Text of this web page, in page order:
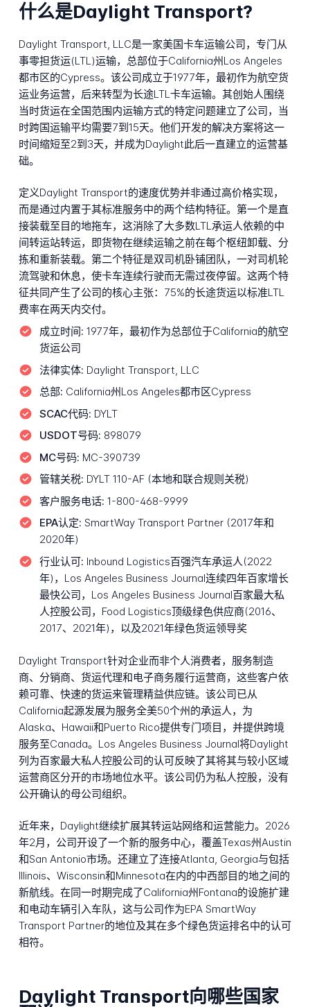
什么是Daylight Transport?
Daylight Transport, LLC是一家美国卡车运输公司，专门从
事零担货运(LTL)运输，总部位于California州Los Angeles
都市区的Cypress。该公司成立于1977年，最初作为航空货
运业务运营，后来转型为长途LTL卡车运输。其创始人围绕
当时货运在全国范围内运输方式的特定问题建立了公司，当
时跨国运输平均需要7到15天。他们开发的解决方案将这一
时间缩短至2到3天，并成为Daylight此后一直建立的运营基
础。
定义Daylight Transport的速度优势并非通过高价格实现，
而是通过内置于其标准服务中的两个结构特征。第一个是直
接装载至目的地拖车，这消除了大多数LTL承运人依赖的中
间转运站转运，即货物在继续运输之前在每个枢纽卸载、分
拣和重新装载。第二个特征是双司机卧铺团队，一对司机轮
流驾驶和休息，使卡车连续行驶而无需过夜停留。这两个特
征共同产生了公司的核心主张：75%的长途货运以标准LTL
费率在两天内交付。
成立时间: 1977年，最初作为总部位于California的航空
货运公司
法律实体: Daylight Transport, LLC
总部: California州Los Angeles都市区Cypress
SCAC代码: DYLT
USDOT号码: 898079
MC号码: MC-390739
管辖关税: DYLT 110-AF (本地和联合规则关税)
客户服务电话: 1-800-468-9999
EPA认定: SmartWay Transport Partner (2017年和
2020年)
行业认可: Inbound Logistics百强汽车承运人(2022
年)，Los Angeles Business Journal连续四年百家增长
最快公司，Los Angeles Business Journal百家最大私
人控股公司，Food Logistics顶级绿色供应商(2016、
2017、2021年)，以及2021年绿色货运领导奖
Daylight Transport针对企业而非个人消费者，服务制造
商、分销商、货运代理和电子商务履行运营商，这些客户依
赖可靠、快速的货运来管理精益供应链。该公司已从
California起源发展为服务全美50个州的承运人，为
Alaska、Hawaii和Puerto Rico提供专门项目，并提供跨境
服务至Canada。Los Angeles Business Journal将Daylight
列为百家最大私人控股公司的认可反映了其将其与较小区域
运营商区分开的市场地位水平。该公司仍为私人控股，没有
公开确认的母公司组织。
近年来，Daylight继续扩展其转运站网络和运营能力。2026
年2月，公司开设了一个新的服务中心，覆盖Texas州Austin
和San Antonio市场。还建立了连接Atlanta, Georgia与包括
Illinois、Wisconsin和Minnesota在内的中西部目的地之间的
新航线。在同一时期完成了California州Fontana的设施扩建
和电动车辆引入车队，这与公司作为EPA SmartWay
Transport Partner的地位及其在多个绿色货运排名中的认可
相符。
Daylight Transport向哪些国家